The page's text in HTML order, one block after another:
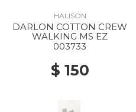
HALISON
DARLON COTTON CREW
WALKING MS EZ
003733
$ 150